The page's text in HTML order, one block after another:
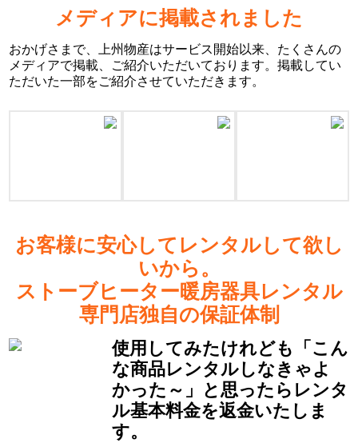
メディアに掲載されました
おかげさまで、上州物産はサービス開始以来、たくさんの
メディアで掲載、ご紹介いただいております。掲載してい
ただいた一部をご紹介させていただきます。
お客様に安心してレンタルして欲し
いから。
ストーブヒーター暖房器具レンタル
専門店独自の保証体制
使用してみたけれども「こん
な商品レンタルしなきゃよ
かった～」と思ったらレンタ
ル基本料金を返金いたしま
す。